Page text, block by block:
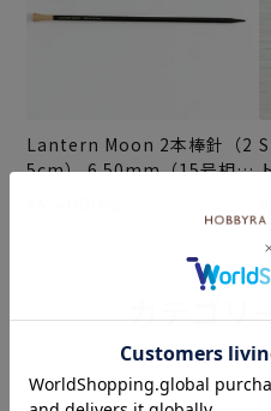
Lantern Moon 2本棒針（2
5cm） 6.50mm（15号相
カテゴリ